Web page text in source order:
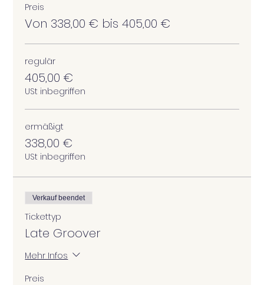
Preis
Von 338,00 € bis 405,00 €
regulär
405,00 €
USt inbegriffen
ermäßigt
338,00 €
USt inbegriffen
Verkauf beendet
Tickettyp
Late Groover
Mehr Infos
Preis